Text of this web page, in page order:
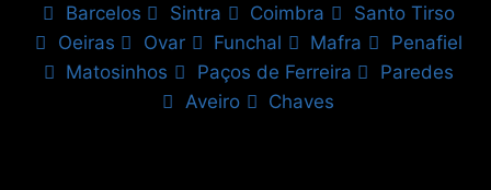
Barcelos
Sintra Coimbra
Santo Tirso
Oeiras
Ovar Funchal Mafra
Penafiel
Matosinhos
Paços de Ferreira
Paredes
Aveiro
Chaves